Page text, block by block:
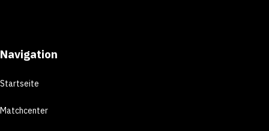
Navigation
Startseite
Matchcenter